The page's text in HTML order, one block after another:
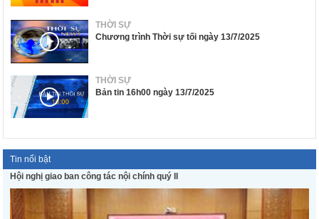
THỜI SỰ
Chương trình Thời sự tối ngày 13/7/2025
THỜI SỰ
Bản tin 16h00 ngày 13/7/2025
Tin nổi bật
Hội nghị giao ban công tác nội chính quý II